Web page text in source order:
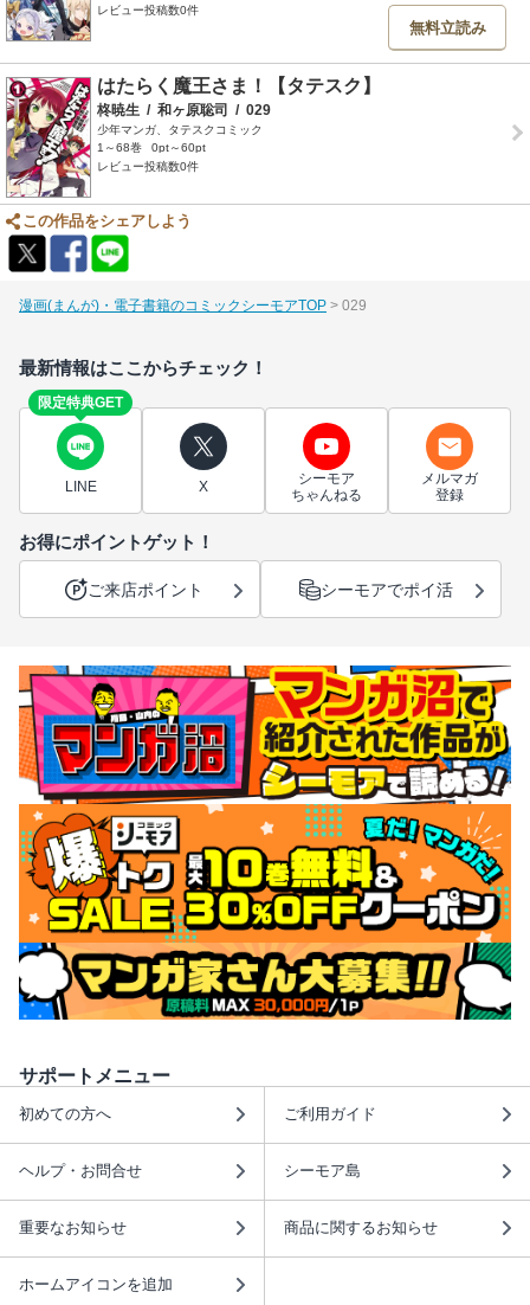
レビュー投稿数0件
無料立読み
はたらく魔王さま！【タテスク】
柊暁生 / 和ヶ原聡司 / 029
少年マンガ、タテスクコミック
1～68巻
0pt～60pt
レビュー投稿数0件
この作品をシェアしよう
漫画(まんが)・電子書籍のコミックシーモアTOP 029
最新情報はここからチェック！
限定特典GET
LINE X
シーモア
ちゃんねる
メルマガ
登録
お得にポイントゲット！
ご来店ポイント シーモアでポイ活
サポートメニュー
初めての方へ ご利用ガイド
ヘルプ・お問合せ シーモア島
重要なお知らせ 商品に関するお知らせ
ホームアイコンを追加